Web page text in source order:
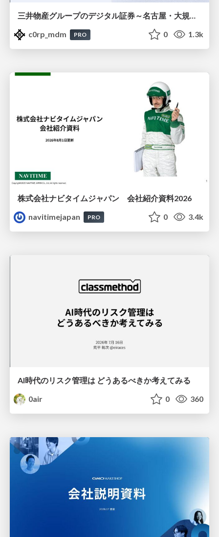
三井物産グループのデジタル証券～名古屋・大規模レジデンス～徹底解説セミナー
c0rp_mdm
PRO 0 1.3k
株式会社ナビタイムジャパン 会社紹介資料2026
navitimejapan
PRO 0 3.4k
AI時代のリスク管理は どうあるべきか考えてみる
0air
0 360